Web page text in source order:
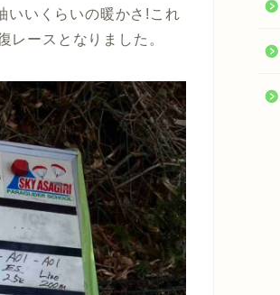
いいくらいの暖かさ!これ
レースとなりました。